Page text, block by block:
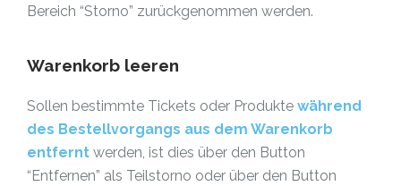
Bereich “Storno” zurückgenommen werden.
Warenkorb leeren
Sollen bestimmte Tickets oder Produkte während
des Bestellvorgangs aus dem Warenkorb
entfernt werden, ist dies über den Button
“Entfernen” als Teilstorno oder über den Button